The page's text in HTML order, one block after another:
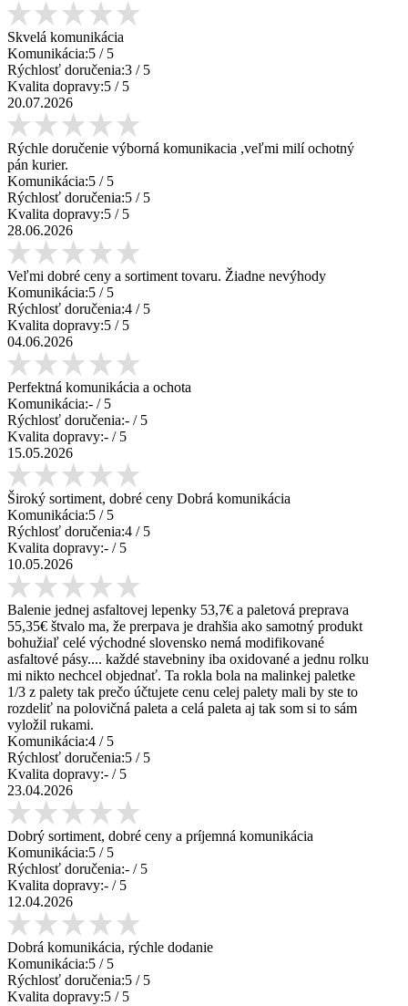
Skvelá komunikácia
Komunikácia:5 / 5
Rýchlosť doručenia:3 / 5
Kvalita dopravy:5 / 5
20.07.2026
Rýchle doručenie výborná komunikacia ,veľmi milí ochotný
pán kurier.
Komunikácia:5 / 5
Rýchlosť doručenia:5 / 5
Kvalita dopravy:5 / 5
28.06.2026
Veľmi dobré ceny a sortiment tovaru. Žiadne nevýhody
Komunikácia:5 / 5
Rýchlosť doručenia:4 / 5
Kvalita dopravy:5 / 5
04.06.2026
Perfektná komunikácia a ochota
Komunikácia:- / 5
Rýchlosť doručenia:- / 5
Kvalita dopravy:- / 5
15.05.2026
Široký sortiment, dobré ceny Dobrá komunikácia
Komunikácia:5 / 5
Rýchlosť doručenia:4 / 5
Kvalita dopravy:- / 5
10.05.2026
Balenie jednej asfaltovej lepenky 53,7€ a paletová preprava
55,35€ štvalo ma, že prerpava je drahšia ako samotný produkt
bohužiaľ celé východné slovensko nemá modifikované
asfaltové pásy.... každé stavebniny iba oxidované a jednu rolku
mi nikto nechcel objednať. Ta rokla bola na malinkej paletke
1/3 z palety tak prečo účtujete cenu celej palety mali by ste to
rozdeliť na polovičná paleta a celá paleta aj tak som si to sám
vyložil rukami.
Komunikácia:4 / 5
Rýchlosť doručenia:5 / 5
Kvalita dopravy:- / 5
23.04.2026
Dobrý sortiment, dobré ceny a príjemná komunikácia
Komunikácia:5 / 5
Rýchlosť doručenia:- / 5
Kvalita dopravy:- / 5
12.04.2026
Dobrá komunikácia, rýchle dodanie
Komunikácia:5 / 5
Rýchlosť doručenia:5 / 5
Kvalita dopravy:5 / 5